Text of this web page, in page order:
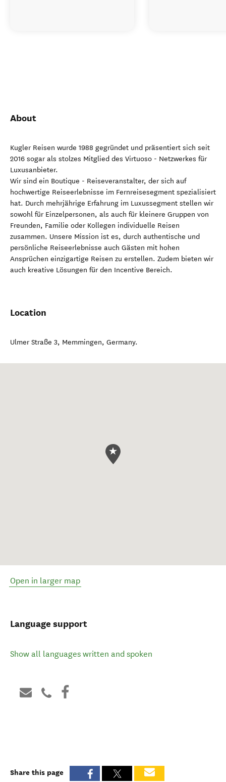
About
Kugler Reisen wurde 1988 gegründet und präsentiert sich seit
2016 sogar als stolzes Mitglied des Virtuoso - Netzwerkes für
Luxusanbieter.
Wir sind ein Boutique - Reiseveranstalter, der sich auf
hochwertige Reiseerlebnisse im Fernreisesegment spezialisiert
hat. Durch mehrjährige Erfahrung im Luxussegment stellen wir
sowohl für Einzelpersonen, als auch für kleinere Gruppen von
Freunden, Familie oder Kollegen individuelle Reisen
zusammen. Unsere Mission ist es, durch authentische und
persönliche Reiseerlebnisse auch Gästen mit hohen
Ansprüchen einzigartige Reisen zu erstellen. Zudem bieten wir
auch kreative Lösungen für den Incentive Bereich.
Location
Ulmer Straße 3, Memmingen, Germany.
Open in larger map
Language support
Show all languages written and spoken
Share this page